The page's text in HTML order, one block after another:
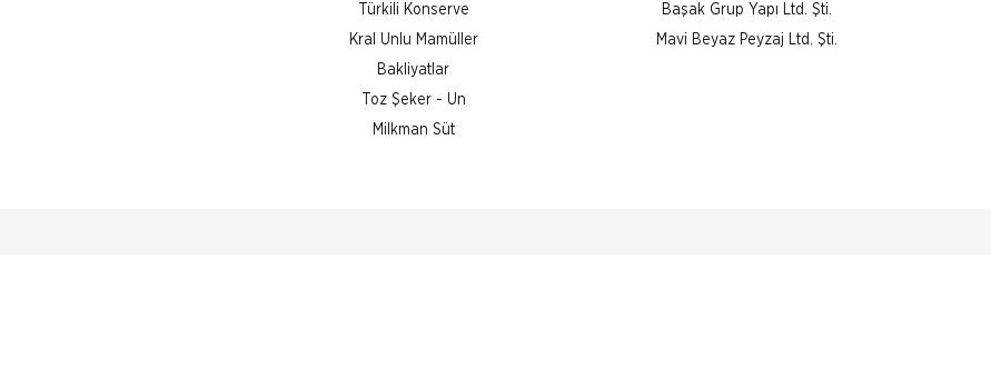
Türkili Konserve
Kral Unlu Mamüller
Bakliyatlar
Toz Şeker - Un
Milkman Süt
Başak Grup Yapı Ltd. Şti.
Mavi Beyaz Peyzaj Ltd. Şti.